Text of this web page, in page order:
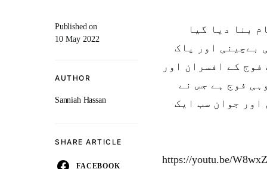
Published on
10 May 2022
AUTHOR
Sanniah Hassan
SHARE ARTICLE
FACEBOOK
بنا دیا گیا
بےچینی اور پاک
فوج کے افسران اور
فوج ہے جس نے
اور جوان سب ایک
https://youtu.be/